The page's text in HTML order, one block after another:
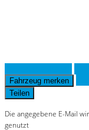
Fahrzeug merken
Teilen
Die angegebene E-Mail
genutzt